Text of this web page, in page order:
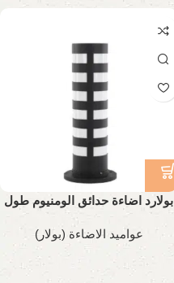
بولارد اضاءة حدائق الومنيوم طول
عواميد الاضاءة (بولار)